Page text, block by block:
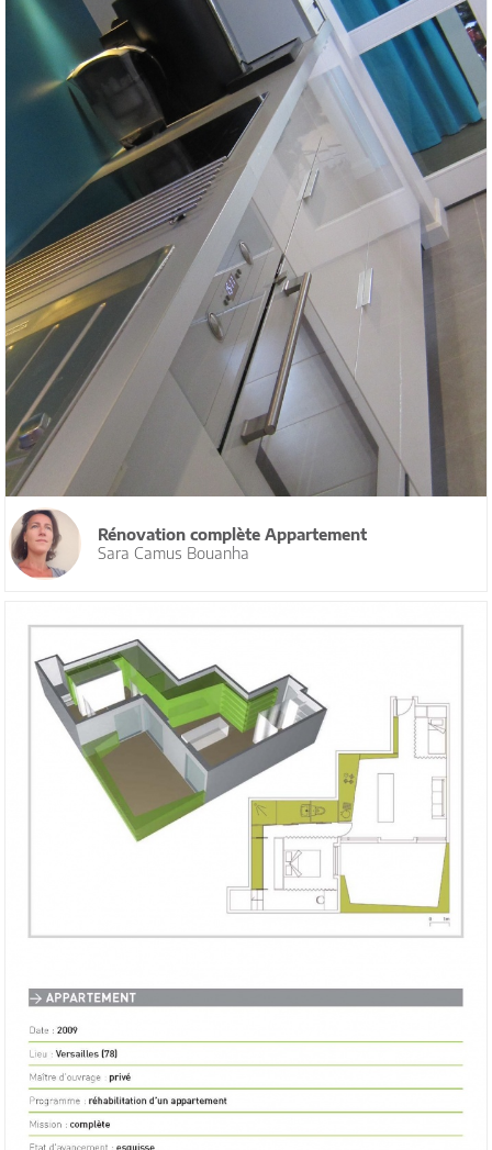
Rénovation complète Appartement
Sara Camus Bouanha